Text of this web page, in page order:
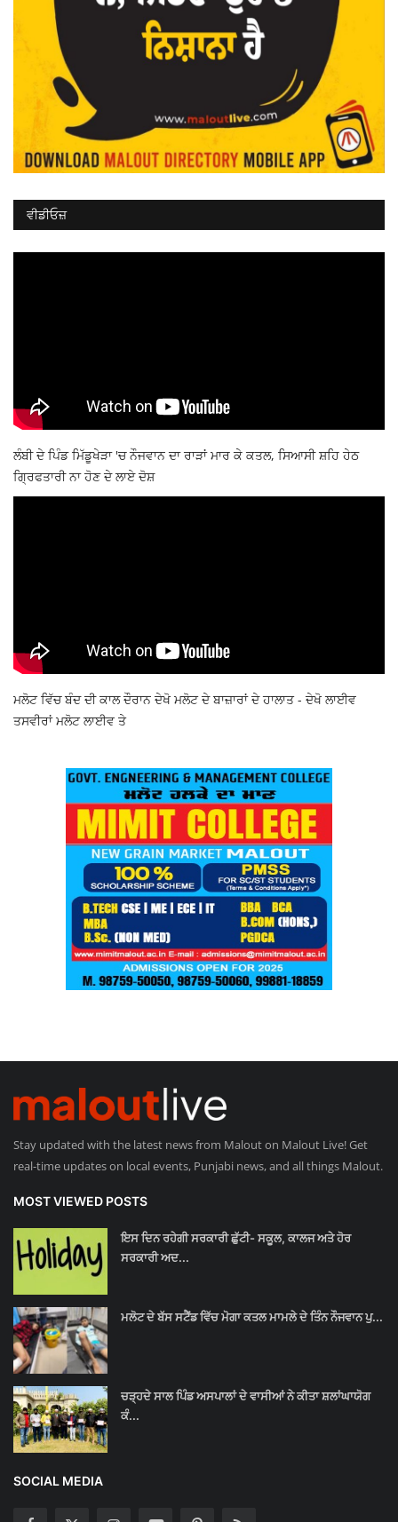
ਵੀਡੀਓਜ਼
ਲੰਬੀ ਦੇ ਪਿੰਡ ਮਿੱਡੂਖੇੜਾ 'ਚ ਨੌਜਵਾਨ ਦਾ ਰਾੜਾਂ ਮਾਰ ਕੇ ਕਤਲ, ਸਿਆਸੀ ਸ਼ਹਿ ਹੇਠ
ਗ੍ਰਿਫਤਾਰੀ ਨਾ ਹੋਣ ਦੇ ਲਾਏ ਦੋਸ਼
ਮਲੋਟ ਵਿੱਚ ਬੰਦ ਦੀ ਕਾਲ ਦੌਰਾਨ ਦੇਖੋ ਮਲੋਟ ਦੇ ਬਾਜ਼ਾਰਾਂ ਦੇ ਹਾਲਾਤ - ਦੇਖੋ ਲਾਈਵ
ਤਸਵੀਰਾਂ ਮਲੋਟ ਲਾਈਵ ਤੇ
Stay updated with the latest news from Malout on Malout Live! Get
real-time updates on local events, Punjabi news, and all things Malout.
MOST VIEWED POSTS
ਇਸ ਦਿਨ ਰਹੇਗੀ ਸਰਕਾਰੀ ਛੁੱਟੀ- ਸਕੂਲ, ਕਾਲਜ ਅਤੇ ਹੋਰ
ਸਰਕਾਰੀ ਅਦ...
ਮਲੋਟ ਦੇ ਬੱਸ ਸਟੈਂਡ ਵਿੱਚ ਮੋਗਾ ਕਤਲ ਮਾਮਲੇ ਦੇ ਤਿੰਨ ਨੌਜਵਾਨ ਪੁ...
ਚੜ੍ਹਦੇ ਸਾਲ ਪਿੰਡ ਅਸਪਾਲਾਂ ਦੇ ਵਾਸੀਆਂ ਨੇ ਕੀਤਾ ਸ਼ਲਾਂਘਾਯੋਗ
ਕੰ...
SOCIAL MEDIA